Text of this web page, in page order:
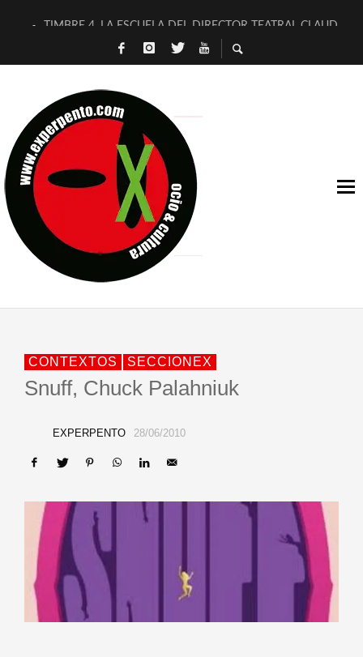
TIMBRE 4, LA ESCUELA DEL DIRECTOR TEATRAL CLAUDIO
30 AÑOS (NO ES NADA) DE LA KATARSIS DEL TOMATAZO
D’BALDOMEROS REINVENTAN [BITÁCORA 3.0] EN EXVITA
MARSHALL FLASH PRESENTA EN EXVITA [RELATIVA
JOFRE BARDAGÍ EN EXVITA INTERPRETANDO A SERRAT
YORCH PRESENTA [CURSO DE ARMONÍA PERSECUTORIA]
MAGALÍ SARE NOS EXPLICA [DESCASADA]
«NO TENGO PUTOS SUEÑOS»
CONTEXTOS SECCIONEX
Snuff, Chuck Palahniuk
EXPERPENTO 28/06/2010